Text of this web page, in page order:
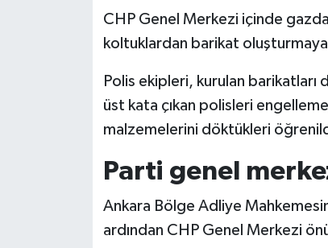
CHP Genel Merkezi içinde
koltuklardan barikat oluşturmaya
Polis ekipleri, kurulan barikatları
üst kata çıkan polisleri
malzemelerini döktükleri
Parti genel
Ankara Bölge Adliye
ardından CHP Genel Merkezi